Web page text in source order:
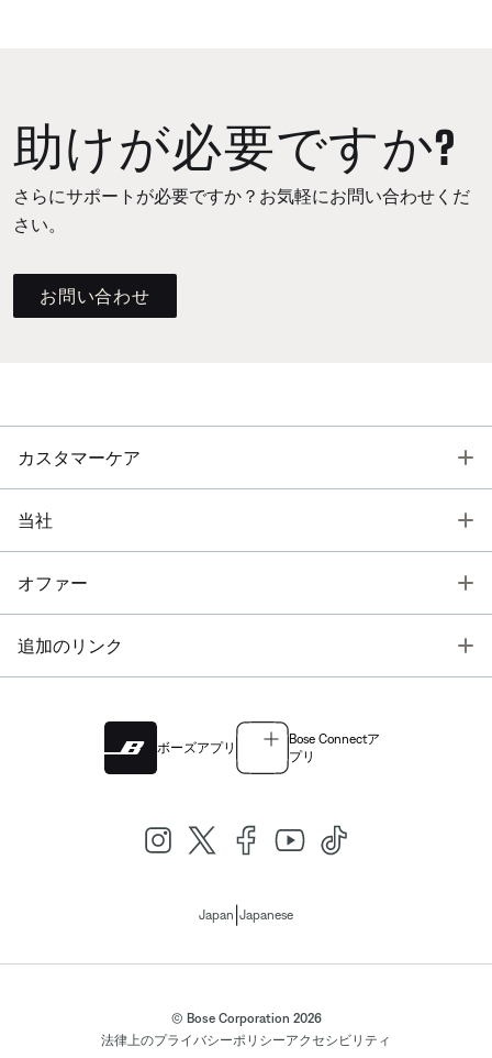
助けが必要ですか?
さらにサポートが必要ですか？お気軽にお問い合わせくだ
さい。
お問い合わせ
カスタマーケア
当社
オファー
追加のリンク
ボーズアプリ
Bose Connectア
プリ
Japan Japanese
© Bose Corporation 2026
法律上のプライバシーポリシーアクセシビリティ